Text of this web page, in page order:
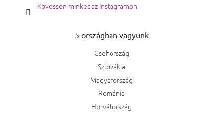
Kövessen minket az Instagramon
5 országban vagyunk
Csehország
Szlovákia
Magyarország
Románia
Horvátország